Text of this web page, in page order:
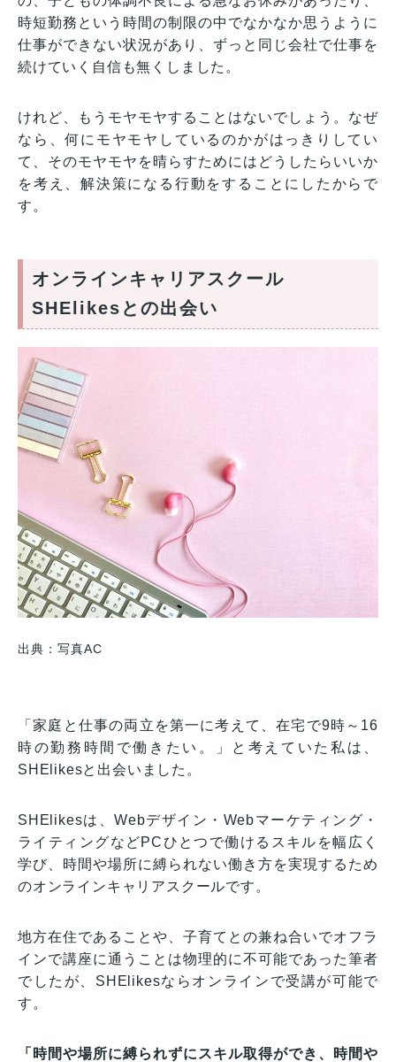
時短勤務という時間の制限の中でなかなか思うように
仕事ができない状況があり、ずっと同じ会社で仕事を
続けていく自信も無くしました。
けれど、もうモヤモヤすることはないでしょう。なぜ
なら、何にモヤモヤしているのかがはっきりしてい
て、そのモヤモヤを晴らすためにはどうしたらいいか
を考え、解決策になる行動をすることにしたからで
す。
オンラインキャリアスクール
SHElikesとの出会い
出典：写真AC
「家庭と仕事の両立を第一に考えて、在宅で9時～16
時の勤務時間で働きたい。」と考えていた私は、
SHElikesと出会いました。
SHElikesは、Webデザイン・Webマーケティング・
ライティングなどPCひとつで働けるスキルを幅広く
学び、時間や場所に縛られない働き方を実現するため
のオンラインキャリアスクールです。
地方在住であることや、子育てとの兼ね合いでオフラ
インで講座に通うことは物理的に不可能であった筆者
でしたが、SHElikesならオンラインで受講が可能で
す。
「時間や場所に縛られずにスキル取得ができ、時間や